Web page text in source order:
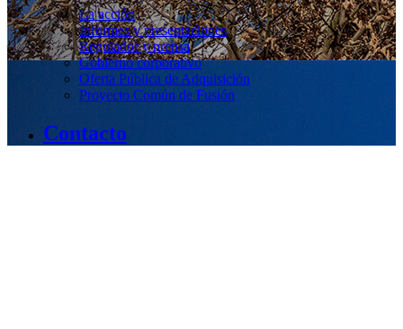
La acción
Informes y presentaciones
Regulador y prensa
Gobierno corporativo
Oferta Pública de Adquisición
Proyecto Común de Fusión
Contacto